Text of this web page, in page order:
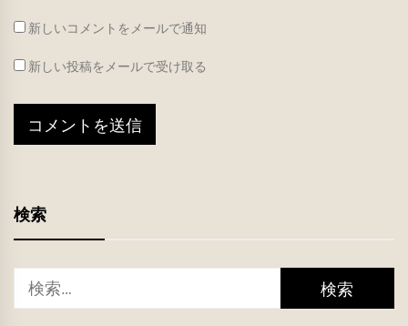
新しいコメントをメールで通知
新しい投稿をメールで受け取る
検索
索: